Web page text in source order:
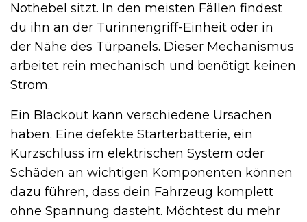
Nothebel sitzt. In den meisten Fällen findest
du ihn an der Türinnengriff-Einheit oder in
der Nähe des Türpanels. Dieser Mechanismus
arbeitet rein mechanisch und benötigt keinen
Strom.
Ein Blackout kann verschiedene Ursachen
haben. Eine defekte Starterbatterie, ein
Kurzschluss im elektrischen System oder
Schäden an wichtigen Komponenten können
dazu führen, dass dein Fahrzeug komplett
ohne Spannung dasteht. Möchtest du mehr